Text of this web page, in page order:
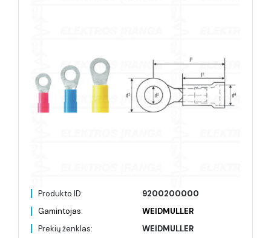
Produkto ID:
9200200000
Gamintojas:
WEIDMULLER
Prekių ženklas:
WEIDMULLER